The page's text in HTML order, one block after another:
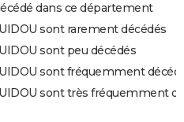
dans ce département
sont rarement décédés
sont peu décédés
sont fréquemment
sont très fréquemment